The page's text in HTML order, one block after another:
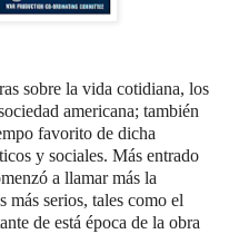
sobre la vida cotidiana, los
americana; también
favorito de dicha
y sociales. Más entrado
a llamar más la
más serios, tales como el
de está época de la obra